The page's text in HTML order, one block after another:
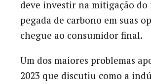
deve investir na mitigação
pegada de carbono em suas
chegue ao consumidor final.
Um dos maiores problemas
2023 que discutiu como a